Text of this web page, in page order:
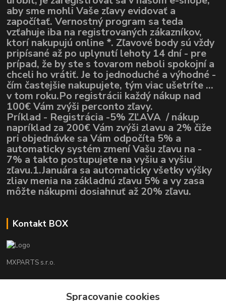
aby sme mohli Vaše zľavy evidovať a
započítať. Vernostný program sa teda
vzťahuje iba na registrovaných zákazníkov,
ktorí nakupujú online *. Zľavové body sú vždy
pripísané až po uplynutí lehoty 14 dní - pre
prípad, že by ste s tovarom neboli spokojní a
chceli ho vrátiť. Je to jednoduché a výhodné -
čím častejšie nakupujete, tým viac ušetríte ...
v tom roku.Po registrácii každý nákup nad
100€ Vám zvýši perconto zľavy.
Príklad - Registrácia -5% ZĽAVA / nákup
napríklad za 200€ Vám zvýši zlavu a 2% čiže
pri objednávke sa Vám odpočíta 5% a
automaticky systém zmení Vašu zľavu na -
7% a takto postupujete na vyšiu a vyšiu
zľavu.1.Januára sa automaticky všetky výšky
zliav menia na základnú zľavu 5% a vy zasa
môžte nákupmi dosiahnuť až 20% zľavu.
Kontakt BOX
MXPARTS s.r.o.
+421948260186
Spracovanie cookies